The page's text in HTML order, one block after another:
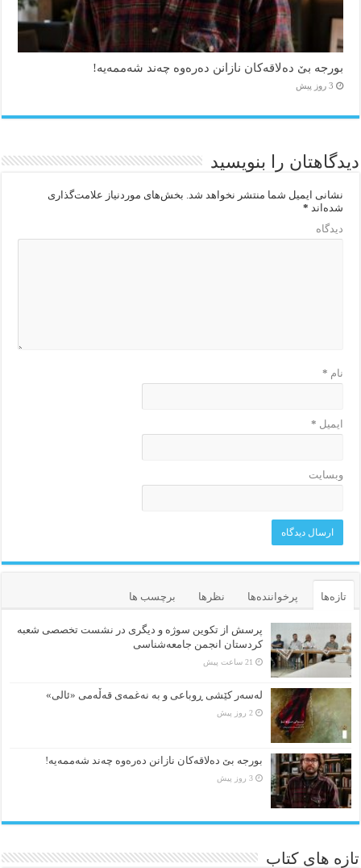
بورجە بێ دەلاقەکان نازانن دەرەوە چەند شەممەیە!
3 روز پیش
دیدگاهتان را بنویسید
نشانی ایمیل شما منتشر نخواهد شد. بخش‌های موردنیاز علامت‌گذاری
شده‌اند *
دیدگاه
نام *
ایمیل *
وبسایت
تازه‌ها پرخواننده‌ها نظرها برچسب ها
پرسش از تکوین سوژه و دیگری در نشست تخصصی شعبه
کردستان انجمن جامعه‌شناسی
21 ساعت پیش
لەسەر کێشی ڕوباعی و به نەغمەی قەڵەمی «ئالی»
2 روز پیش
بورجە بێ دەلاقەکان نازانن دەرەوە چەند شەممەیە!
3 روز پیش
تازه های کتاب